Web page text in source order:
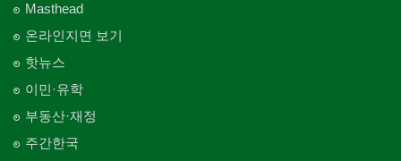
Masthead
온라인지면 보기
핫뉴스
이민·유학
부동산·재정
주간한국